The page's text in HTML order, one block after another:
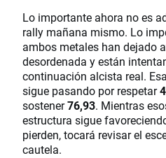
Lo importante ahora no es
rally mañana mismo. Lo
ambos metales han dejado
desordenada y están
continuación alcista real.
sigue pasando por respetar
sostener76,93. Mientras
estructura sigue
pierden, tocará revisar el
cautela.